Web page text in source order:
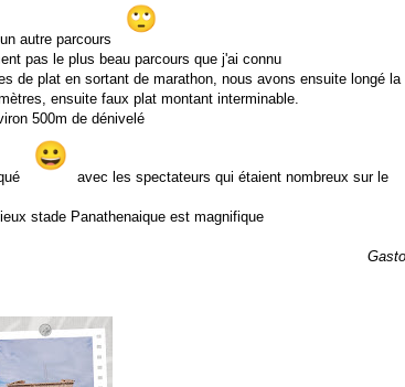
autre parcours
pas le plus beau parcours que j'ai connu
de plat en sortant de marathon, nous avons ensuite longé la
ensuite faux plat montant interminable.
500m de dénivelé
avec les spectateurs qui étaient nombreux sur le
stade Panathenaique est magnifique